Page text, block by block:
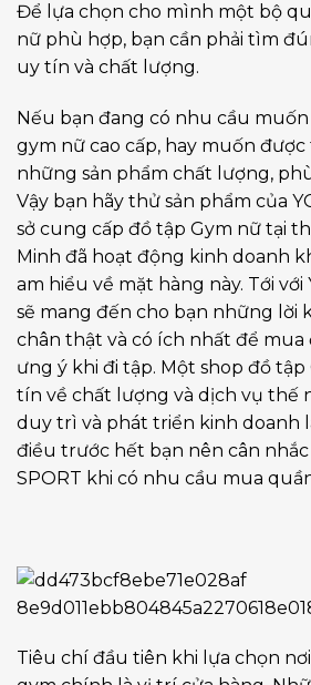
Để lựa chọn cho mình một bộ
nữ phù hợp, bạn cần phải tìm
uy tín và chất lượng.
Nếu bạn đang có nhu cầu
gym nữ cao cấp, hay muốn
những sản phẩm chất lượng,
Vậy bạn hãy thử sản phẩm của
sở cung cấp đồ tập Gym nữ tại
Minh đã hoạt động kinh doanh
am hiểu về mặt hàng này. Tới với
sẽ mang đến cho bạn những lời
chân thật và có ích nhất để
ưng ý khi đi tập. Một shop đồ
tín về chất lượng và dịch vụ thế
duy trì và phát triển kinh doanh
điều trước hết bạn nên cân
SPORT khi có nhu cầu mua
Tiêu chí đầu tiên khi lựa chọn